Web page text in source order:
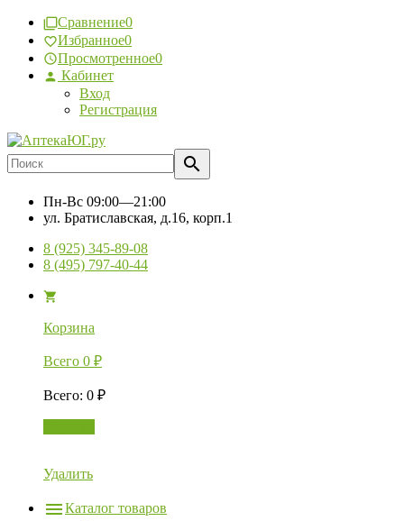
Сравнение0
Избранное0
Просмотренное0
Кабинет
Вход
Регистрация
Пн-Вс 09:00—21:00
ул. Братиславская, д.16, корп.1
8 (925) 345-89-08
8 (495) 797-40-44
Корзина
Всего 0 ₽
Всего: 0 ₽
Удалить
Каталог товаров